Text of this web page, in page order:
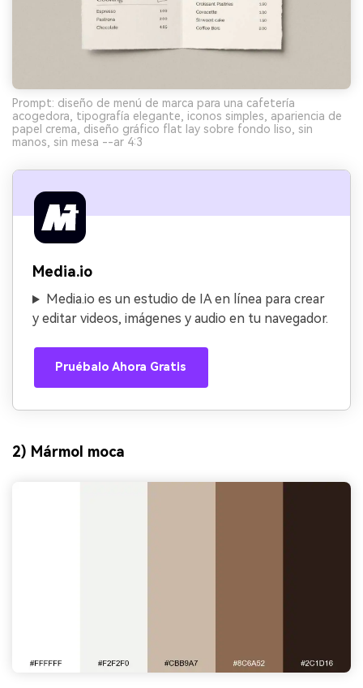
Prompt: diseño de menú de marca para una cafetería
acogedora, tipografía elegante, iconos simples, apariencia de
papel crema, diseño gráfico flat lay sobre fondo liso, sin
manos, sin mesa --ar 4:3
Media.io
Media.io es un estudio de IA en línea para crear
y editar videos, imágenes y audio en tu navegador.
Pruébalo Ahora Gratis
2) Mármol moca